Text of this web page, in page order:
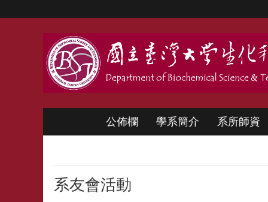
公佈欄 學系簡介 系所師資
系友會活動